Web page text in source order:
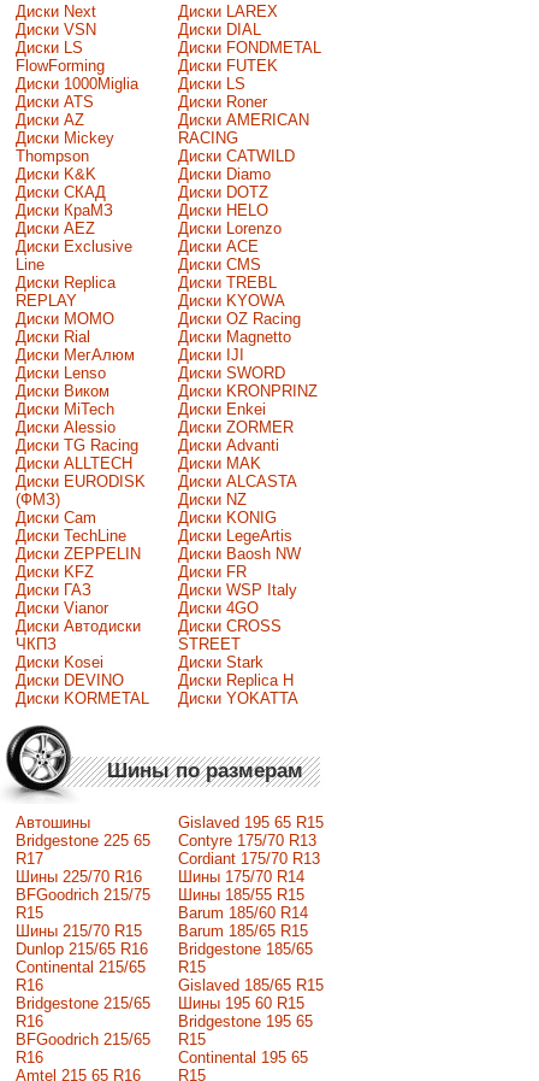
Диски Next
Диски VSN
Диски LS
FlowForming
Диски 1000Miglia
Диски ATS
Диски AZ
Диски Mickey
Thompson
Диски K&K
Диски СКАД
Диски КраМЗ
Диски AEZ
Диски Exclusive
Line
Диски Replica
REPLAY
Диски MOMO
Диски Rial
Диски МегАлюм
Диски Lenso
Диски Виком
Диски MiTech
Диски Alessio
Диски TG Racing
Диски ALLTECH
Диски EURODISK
(ФМЗ)
Диски Cam
Диски TechLine
Диски ZEPPELIN
Диски KFZ
Диски ГАЗ
Диски Vianor
Диски Автодиски
ЧКПЗ
Диски Kosei
Диски DEVINO
Диски KORMETAL
Диски LAREX
Диски DIAL
Диски FONDMETAL
Диски FUTEK
Диски LS
Диски Roner
Диски AMERICAN
RACING
Диски CATWILD
Диски Diamo
Диски DOTZ
Диски HELO
Диски Lorenzo
Диски ACE
Диски CMS
Диски TREBL
Диски KYOWA
Диски OZ Racing
Диски Magnetto
Диски IJI
Диски SWORD
Диски KRONPRINZ
Диски Enkei
Диски ZORMER
Диски Advanti
Диски MAK
Диски ALCASTA
Диски NZ
Диски KONIG
Диски LegeArtis
Диски Baosh NW
Диски FR
Диски WSP Italy
Диски 4GO
Диски CROSS
STREET
Диски Stark
Диски Replica H
Диски YOKATTA
Шины по размерам
Автошины
Bridgestone 225 65
R17
Шины 225/70 R16
BFGoodrich 215/75
R15
Шины 215/70 R15
Dunlop 215/65 R16
Continental 215/65
R16
Bridgestone 215/65
R16
BFGoodrich 215/65
R16
Amtel 215 65 R16
Gislaved 195 65 R15
Contyre 175/70 R13
Cordiant 175/70 R13
Шины 175/70 R14
Шины 185/55 R15
Barum 185/60 R14
Barum 185/65 R15
Bridgestone 185/65
R15
Gislaved 185/65 R15
Шины 195 60 R15
Bridgestone 195 65
R15
Continental 195 65
R15